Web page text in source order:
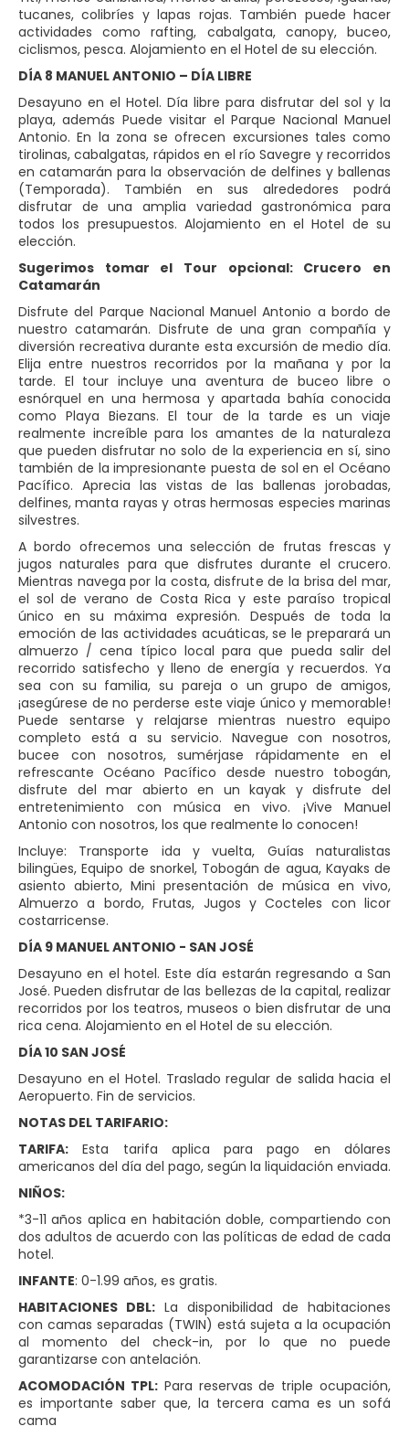
tucanes, colibríes y lapas rojas. También puede hacer
actividades como rafting, cabalgata, canopy, buceo,
ciclismos, pesca. Alojamiento en el Hotel de su elección.
DÍA 8 MANUEL ANTONIO – DÍA LIBRE
Desayuno en el Hotel. Día libre para disfrutar del sol y la
playa, además Puede visitar el Parque Nacional Manuel
Antonio. En la zona se ofrecen excursiones tales como
tirolinas, cabalgatas, rápidos en el río Savegre y recorridos
en catamarán para la observación de delfines y ballenas
(Temporada). También en sus alrededores podrá
disfrutar de una amplia variedad gastronómica para
todos los presupuestos. Alojamiento en el Hotel de su
elección.
Sugerimos tomar el Tour opcional: Crucero en
Catamarán
Disfrute del Parque Nacional Manuel Antonio a bordo de
nuestro catamarán. Disfrute de una gran compañía y
diversión recreativa durante esta excursión de medio día.
Elija entre nuestros recorridos por la mañana y por la
tarde. El tour incluye una aventura de buceo libre o
esnórquel en una hermosa y apartada bahía conocida
como Playa Biezans. El tour de la tarde es un viaje
realmente increíble para los amantes de la naturaleza
que pueden disfrutar no solo de la experiencia en sí, sino
también de la impresionante puesta de sol en el Océano
Pacífico. Aprecia las vistas de las ballenas jorobadas,
delfines, manta rayas y otras hermosas especies marinas
silvestres.
A bordo ofrecemos una selección de frutas frescas y
jugos naturales para que disfrutes durante el crucero.
Mientras navega por la costa, disfrute de la brisa del mar,
el sol de verano de Costa Rica y este paraíso tropical
único en su máxima expresión. Después de toda la
emoción de las actividades acuáticas, se le preparará un
almuerzo / cena típico local para que pueda salir del
recorrido satisfecho y lleno de energía y recuerdos. Ya
sea con su familia, su pareja o un grupo de amigos,
¡asegúrese de no perderse este viaje único y memorable!
Puede sentarse y relajarse mientras nuestro equipo
completo está a su servicio. Navegue con nosotros,
bucee con nosotros, sumérjase rápidamente en el
refrescante Océano Pacífico desde nuestro tobogán,
disfrute del mar abierto en un kayak y disfrute del
entretenimiento con música en vivo. ¡Vive Manuel
Antonio con nosotros, los que realmente lo conocen!
Incluye: Transporte ida y vuelta, Guías naturalistas
bilingües, Equipo de snorkel, Tobogán de agua, Kayaks de
asiento abierto, Mini presentación de música en vivo,
Almuerzo a bordo, Frutas, Jugos y Cocteles con licor
costarricense.
DÍA 9 MANUEL ANTONIO - SAN JOSÉ
Desayuno en el hotel. Este día estarán regresando a San
José. Pueden disfrutar de las bellezas de la capital, realizar
recorridos por los teatros, museos o bien disfrutar de una
rica cena. Alojamiento en el Hotel de su elección.
DÍA 10 SAN JOSÉ
Desayuno en el Hotel. Traslado regular de salida hacia el
Aeropuerto. Fin de servicios.
NOTAS DEL TARIFARIO:
TARIFA: Esta tarifa aplica para pago en dólares
americanos del día del pago, según la liquidación enviada.
NIÑOS:
*3-11 años aplica en habitación doble, compartiendo con
dos adultos de acuerdo con las políticas de edad de cada
hotel.
INFANTE: 0-1.99 años, es gratis.
HABITACIONES DBL: La disponibilidad de habitaciones
con camas separadas (TWIN) está sujeta a la ocupación
al momento del check-in, por lo que no puede
garantizarse con antelación.
ACOMODACIÓN TPL:Para reservas de triple ocupación,
es importante saber que, la tercera cama es un sofá
cama